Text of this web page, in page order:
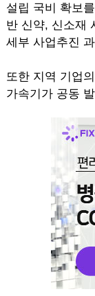
설립 국비 확보
반 신약, 신소재
세부 사업추진
또한 지역 기업
가속기가 공동